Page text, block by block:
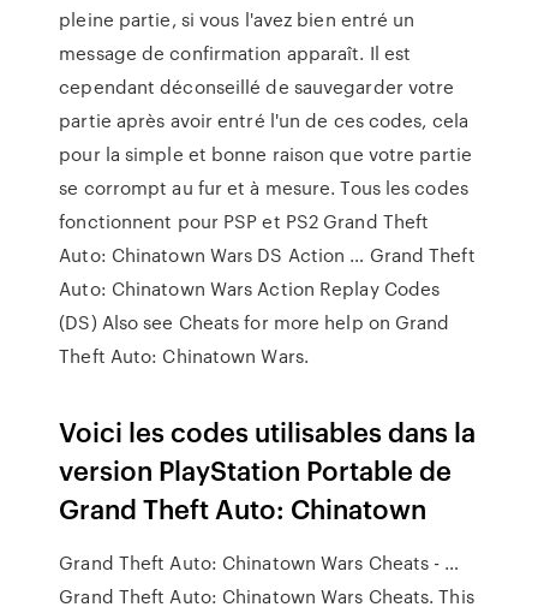
pleine partie, si vous l'avez bien entré un
message de confirmation apparaît. Il est
cependant déconseillé de sauvegarder votre
partie après avoir entré l'un de ces codes, cela
pour la simple et bonne raison que votre partie
se corrompt au fur et à mesure. Tous les codes
fonctionnent pour PSP et PS2 Grand Theft
Auto: Chinatown Wars DS Action … Grand Theft
Auto: Chinatown Wars Action Replay Codes
(DS) Also see Cheats for more help on Grand
Theft Auto: Chinatown Wars.
Voici les codes utilisables dans la
version PlayStation Portable de
Grand Theft Auto: Chinatown
Grand Theft Auto: Chinatown Wars Cheats - …
Grand Theft Auto: Chinatown Wars Cheats. This